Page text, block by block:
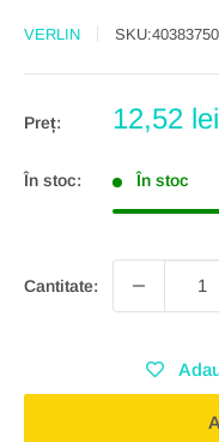
VERLIN SKU:
Preț:
Preț
12,52 lei
În stoc: În stoc
Cantitate: